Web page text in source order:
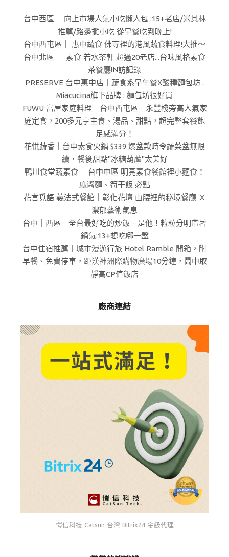
台中西區 ｜向上市場人氣小吃懶人包 :15+老店/米其林
推薦/路邊攤小吃 從早餐吃到晚上!
台中西屯區｜ 惠中蔬食 佛寺裡的港風蔬食料理!大推～
台中北區 ｜ 素食 若水茶軒 超過20老店...台味風格素食
茶餐廳!N訪記錄
PRESERVE 台中惠中店｜蔬食系早午餐X酸種麵包坊 .
Miacucina旗下品牌 : 麵包坊很好買
FUWU 富屋家庭料理｜台中西屯區｜永豐棧旁高人氣家
庭定食，200多元享主食、湯品、甜點，超完整套餐飽
足感滿分！
花悅蔬香｜台中素食火鍋 $339 爆盆款時令蔬菜盆無限
續，餐後甜點"冰糖葫蘆"太美好
鴨川食堂蔬素食 ｜台中中區 明亮素食餐館裡小麵食：
麻醬麵、筍干飯 必點
花言覓語 義法式餐館｜彰化花壇 山腰裡的秘境餐廳 Ｘ
濃郁藝術氣息
台中｜西區 全台最好吃的炒飯－是他！粒粒分明帶著
鍋氣:13+想吃哪一盤
台中住宿推薦｜城市漫遊行旅 Hotel Ramble 開箱，附
早餐、免費停車，距漢神洲際購物廣場10分鐘，鬧中取
靜高CP值飯店
廠商連結
愷信科技 Catsun 台灣 Bitrix24 金級代理